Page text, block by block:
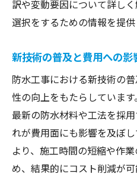
訳や変動要因について詳し
選択をするための情報を提供
新技術の普及と費用への影
防水工事における新技術の
性の向上をもたらしています
最新の防水材料や工法を採
れが費用面にも影響を及ぼ
より、施工時間の短縮や作
め、結果的にコスト削減が